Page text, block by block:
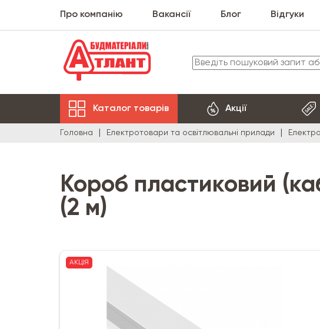
Про компанію Вакансії Блог Відгуки
Каталог товарів Акції
Головна Електротовари та освітлювальні прилади
Короб пластиковий
(2 м)
АКЦІЯ